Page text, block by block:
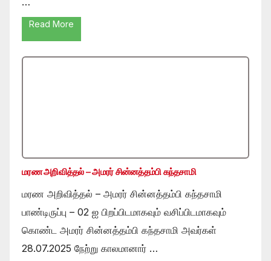
Read More
மரண அறிவித்தல் – அமரர் சின்னத்தம்பி கந்தசாமி
மரண அறிவித்தல் – அமரர் சின்னத்தம்பி கந்தசாமி
பாண்டிருப்பு – 02 ஐ பிறப்பிடமாகவும் வசிப்பிடமாகவும்
கொண்ட அமரர் சின்னத்தம்பி கந்தசாமி அவர்கள்
28.07.2025 நேற்று காலமானார் …